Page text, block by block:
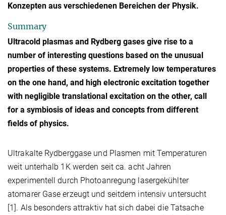
Konzepten aus verschiedenen Bereichen der Physik.
Summary
Ultracold plasmas and Rydberg gases give rise to a
number of interesting questions based on the unusual
properties of these systems. Extremely low temperatures
on the one hand, and high electronic excitation together
with negligible translational excitation on the other, call
for a symbiosis of ideas and concepts from different
fields of physics.
Ultrakalte Rydberggase und Plasmen mit Temperaturen
weit unterhalb 1K werden seit ca. acht Jahren
experimentell durch Photoanregung lasergekühlter
atomarer Gase erzeugt und seitdem intensiv untersucht
[1]. Als besonders attraktiv hat sich dabei die Tatsache